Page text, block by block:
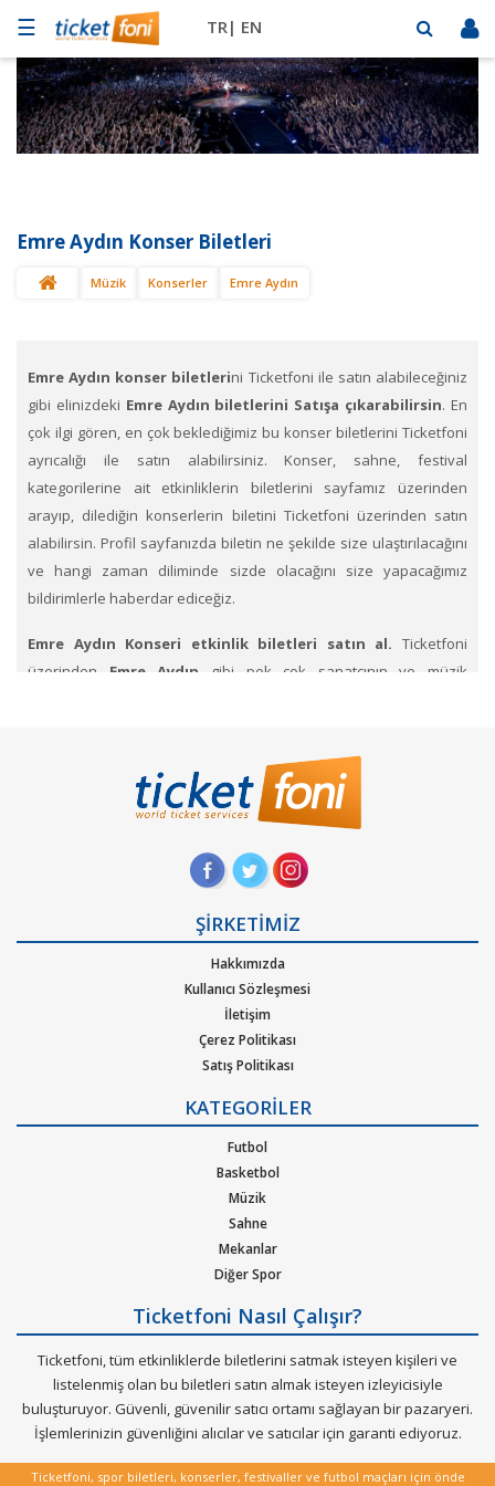
☰ TR| EN
Futbol
Basketbol
Mekanlar
Diğer
SAT
Emre Aydın Konser Biletleri
Müzik Konserler Emre Aydın
Emre Aydın konser biletlerini Ticketfoni ile satın alabileceğiniz
gibi elinizdeki Emre Aydın biletlerini Satışa çıkarabilirsin. En
çok ilgi gören, en çok beklediğimiz bu konser biletlerini Ticketfoni
ayrıcalığı ile satın alabilirsiniz. Konser, sahne, festival
kategorilerine ait etkinliklerin biletlerini sayfamız üzerinden
arayıp, dilediğin konserlerin biletini Ticketfoni üzerinden satın
alabilirsin. Profil sayfanızda biletin ne şekilde size ulaştırılacağını
ve hangi zaman diliminde sizde olacağını size yapacağımız
bildirimlerle haberdar ediceğiz.
Emre Aydın Konseri etkinlik biletleri satın al. Ticketfoni
üzerinden Emre Aydın gibi pek çok sanatçının ve müzik
üzerinden Emre Aydın konser bileti satın almak
Ticketfoni'ye üye olunuz. Bilet seçiminizi yapınız. (Katılmak
istediğiniz etkinlik ya da etkinliklere ait siteye optimize edilmiş
yapınız.) Size sunulan güvenli Ödeme adımına geçiniz. Artık
Hangi müzik türlerinde Ticketfoniden bilet bulup
. Müzik türlerinden Alternatif, Dans – Elektronik
pop, rock, blues, New Age, caz, klasik, Latin Tango ska, reggae,
metal, hip-hop ya da r&b gibi pek çok müzik türleri için
oluşturulan etkinliklere bilet bulabilirsiniz. Elinizdeki
gidemeyeceğiniz konserlerin biletlerini de satabileceğiniz çok
özel bir hizmeti Ticketfoni sizler için sunuyor.
Dünya çapında en çok dinlenen, dünyada en çok konser veren
sanatçıların soluksuz konser turneleriyle biletleri günler
öncesinden tükenen etkinliklerin biletlerini Ticketfoni
güvencesiyle satın alabilirisiniz.
ŞİRKETİMİZ
Hakkımızda
Kullanıcı Sözleşmesi
İletişim
Çerez Politikası
Satış Politikası
Kurumsal Ağırlama
Nasıl Çalışır
Bilet Tipi ve Teslimat
Üyelik Doğrulama
Sık Sorulan Sorular
KATEGORİLER
Futbol
Basketbol
Müzik
Sahne
Mekanlar
Diğer Spor
Ticketfoni Nasıl Çalışır?
Ticketfoni, tüm etkinliklerde biletlerini satmak isteyen kişileri ve
listelenmiş olan bu biletleri satın almak isteyen izleyicisiyle
buluşturuyor. Güvenli, güvenilir satıcı ortamı sağlayan bir pazaryeri.
İşlemlerinizin güvenliğini alıcılar ve satıcılar için garanti ediyoruz.
Ticketfoni, spor biletleri, konserler, festivaller ve futbol maçları için önde